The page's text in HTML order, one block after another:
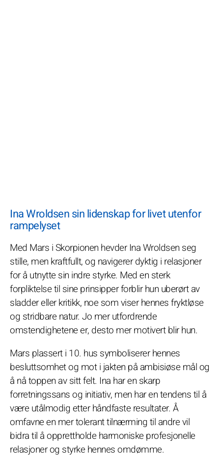
Ina Wroldsen sin lidenskap for livet utenfor
rampelyset
Med Mars i Skorpionen hevder Ina Wroldsen seg
stille, men kraftfullt, og navigerer dyktig i relasjoner
for å utnytte sin indre styrke. Med en sterk
forpliktelse til sine prinsipper forblir hun uberørt av
sladder eller kritikk, noe som viser hennes fryktløse
og stridbare natur. Jo mer utfordrende
omstendighetene er, desto mer motivert blir hun.
Mars plassert i 10. hus symboliserer hennes
besluttsomhet og mot i jakten på ambisiøse mål og
å nå toppen av sitt felt. Ina har en skarp
forretningssans og initiativ, men har en tendens til å
være utålmodig etter håndfaste resultater. Å
omfavne en mer tolerant tilnærming til andre vil
bidra til å opprettholde harmoniske profesjonelle
relasjoner og styrke hennes omdømme.